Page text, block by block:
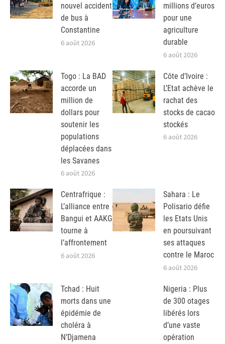
nouvel accident
de bus à
Constantine
6 août 2026
millions d’euros
pour une
agriculture
durable
6 août 2026
Togo : La BAD
accorde un
million de
dollars pour
soutenir les
populations
déplacées dans
les Savanes
6 août 2026
Côte d’Ivoire :
L’Etat achève le
rachat des
stocks de cacao
stockés
6 août 2026
Centrafrique :
L’alliance entre
Bangui et AAKG
tourne à
l’affrontement
6 août 2026
Sahara : Le
Polisario défie
les Etats Unis
en poursuivant
ses attaques
contre le Maroc
6 août 2026
Tchad : Huit
morts dans une
épidémie de
choléra à
N’Djamena
Nigeria : Plus
de 300 otages
libérés lors
d’une vaste
opération